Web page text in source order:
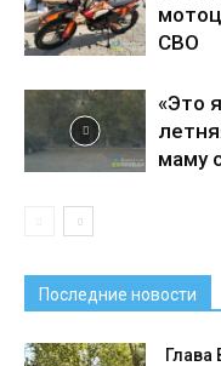
СВО
«Это
маму
Последние новости
Глава